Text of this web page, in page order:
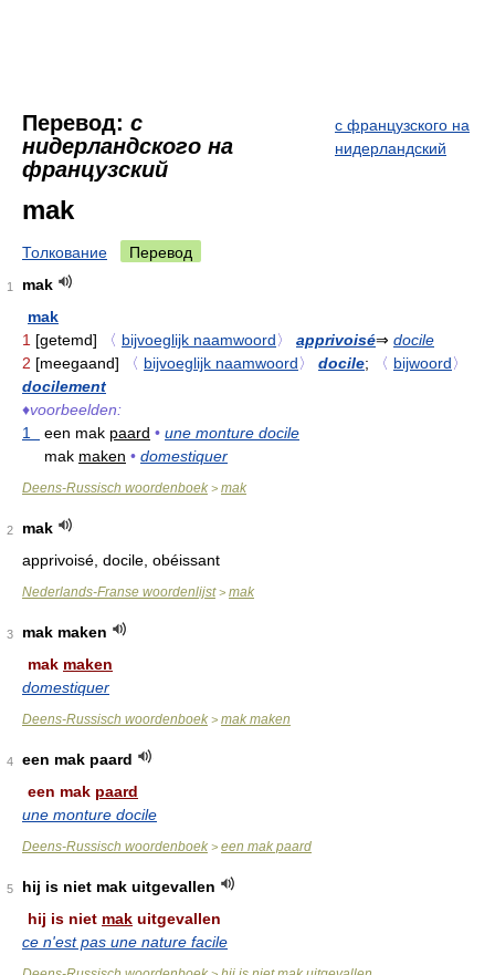
Перевод: с
нидерландского на
французский
с французского на
нидерландский
mak
Толкование Перевод
1
mak
mak
1 [getemd] 〈 bijvoeglijk naamwoord〉 apprivoisé⇒ docile
2 [meegaand] 〈 bijvoeglijk naamwoord〉 docile; 〈 bijwoord〉
docilement
♦voorbeelden:
1
een mak paard • une monture docile
mak maken • domestiquer
Deens-Russisch woordenboek > mak
2
mak
apprivoisé, docile, obéissant
Nederlands-Franse woordenlijst> mak
3
mak maken
mak maken
domestiquer
Deens-Russisch woordenboek > mak maken
4
een mak paard
een mak paard
une monture docile
Deens-Russisch woordenboek > een mak paard
5
hij is niet mak uitgevallen
hij is niet mak uitgevallen
ce n'est pas une nature facile